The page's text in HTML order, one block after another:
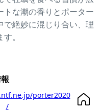
トな潮の香りとポーター
で絶妙に混じり合い、理
。
porter2020
/